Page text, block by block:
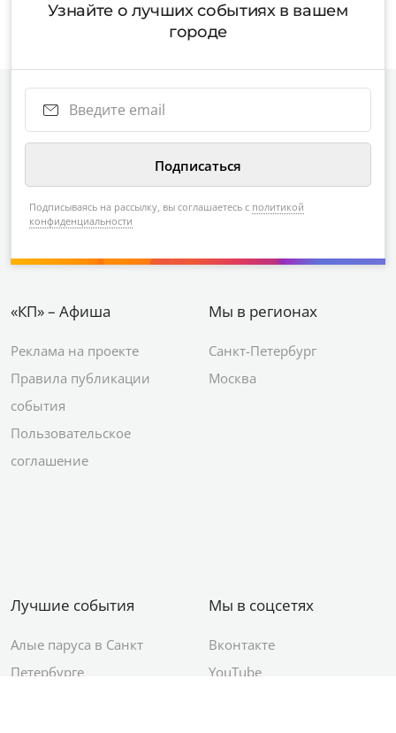
Узнайте о лучших событиях в вашем
городе
Подписываясь на рассылку, вы соглашаетесь с политикой
конфиденциальности
«КП» – Афиша
Реклама на проекте
Правила публикации
события
Пользовательское
соглашение
Мы в регионах
Санкт-Петербург
Москва
Лучшие события
Алые паруса в Санкт
Петербурге
Мы в соцсетях
Вконтакте
YouTube